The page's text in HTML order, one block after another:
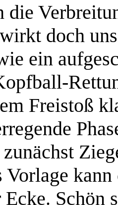
die
doch
ein
Freistoß
Vorlage
Schön